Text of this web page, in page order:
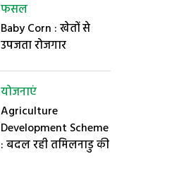
फसल
Baby Corn : खेतों से
उपजता रोजगार
योजनाएं
Agriculture
Development Scheme
: बदल रही तमिलनाडु की